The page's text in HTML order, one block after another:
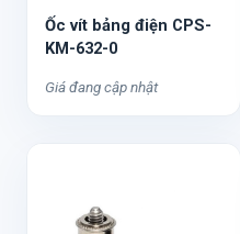
Ốc vít bảng điện CPS-
KM-632-0
Giá đang cập nhật